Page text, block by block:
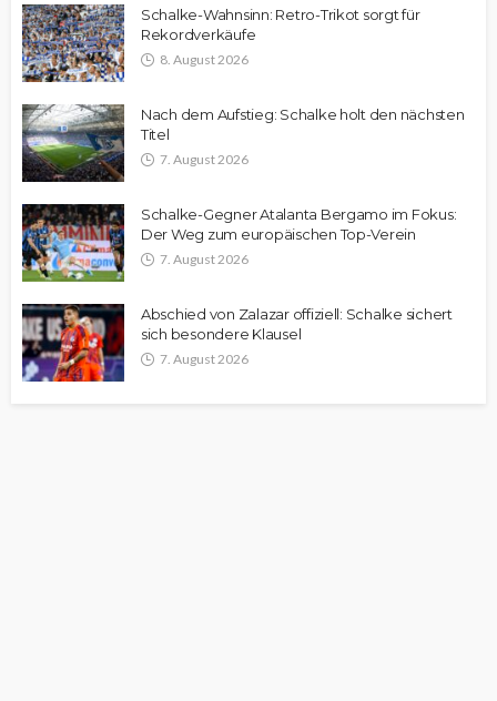
Schalke-Wahnsinn: Retro-Trikot sorgt für
Rekordverkäufe
8. August 2026
Nach dem Aufstieg: Schalke holt den nächsten
Titel
7. August 2026
Schalke-Gegner Atalanta Bergamo im Fokus:
Der Weg zum europäischen Top-Verein
7. August 2026
Abschied von Zalazar offiziell: Schalke sichert
sich besondere Klausel
7. August 2026